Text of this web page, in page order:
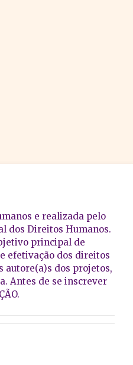
e realizada pelo
dos Direitos Humanos.
principal de
efetivação dos direitos
autore(a)s dos projetos,
Antes de se inscrever